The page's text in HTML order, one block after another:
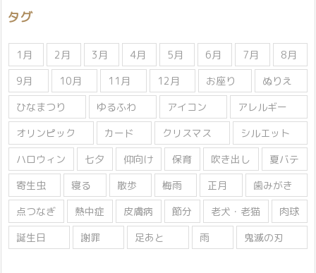
ー
タグ
1月 2月 3月 4月 5月 6月 7月
8月
9月
10月 11月 12月 お座り
ぬりえ
ひなまつり
ゆるふわ アイコン
アレルギー
オリンピック
カード クリスマス
シルエット
ハロウィン
七夕 仰向け 保育 吹き出し
夏バテ
寄生虫
寝る 散歩 梅雨 正月
歯みがき
点つなぎ
熱中症 皮膚病 節分 老犬・老猫
肉球
誕生日
謝罪 足あと 雨 鬼滅の刃